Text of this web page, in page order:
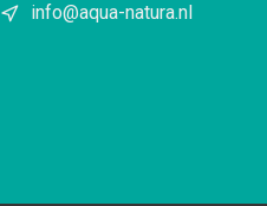
info@aqua-natura.nl